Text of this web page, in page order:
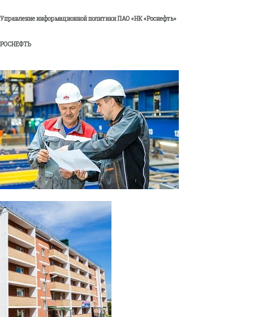
Управление информационной политики ПАО «НК «Роснефть»
РОСНЕФТЬ